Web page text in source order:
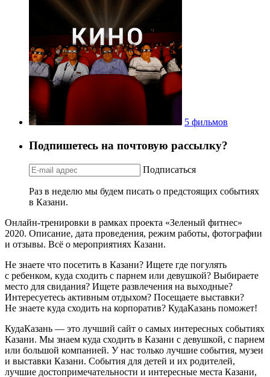
5 фильмов
Подпишетесь на почтовую рассылку?
Подписаться
Раз в неделю мы будем писать о предстоящих событиях
в Казани.
Онлайн-тренировки в рамках проекта «Зеленый фитнес»
2020. Описание, дата проведения, режим работы, фотографии
и отзывы. Всё о мероприятиях Казани.
Не знаете что посетить в Казани? Ищете где погулять
с ребенком, куда сходить с парнем или девушкой? Выбираете
место для свидания? Ищете развлечения на выходные?
Интересуетесь активным отдыхом? Посещаете выставки?
Не знаете куда сходить на корпоратив? КудаКазань поможет!
КудаКазань — это лучший сайт о самых интересных событиях
Казани. Мы знаем куда сходить в Казани с девушкой, с парнем
или большой компанией. У нас только лучшие события, музеи
и выставки Казани. События для детей и их родителей,
лучшие достопримечательности и интересные места Казани,